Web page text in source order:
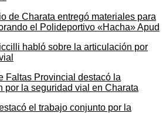
de Charata entregó materiales para
el Polideportivo «Hacha» Apud
Faltas Provincial destacó la
por la seguridad vial en Charata